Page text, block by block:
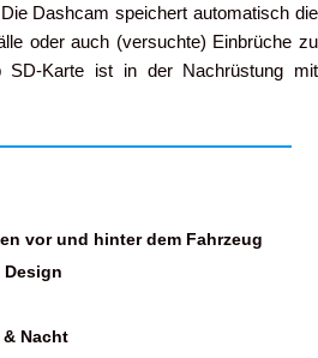
Dashcam speichert automatisch die
oder auch (versuchte) Einbrüche zu
SD-Karte ist in der Nachrüstung mit
vor und hinter dem Fahrzeug
& Nacht